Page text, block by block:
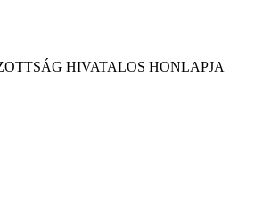
HIVATALOS HONLAPJA